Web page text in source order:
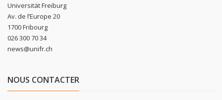
Universität Freiburg
Av. de l’Europe 20
1700 Fribourg
026 300 70 34
news@unifr.ch
NOUS CONTACTER